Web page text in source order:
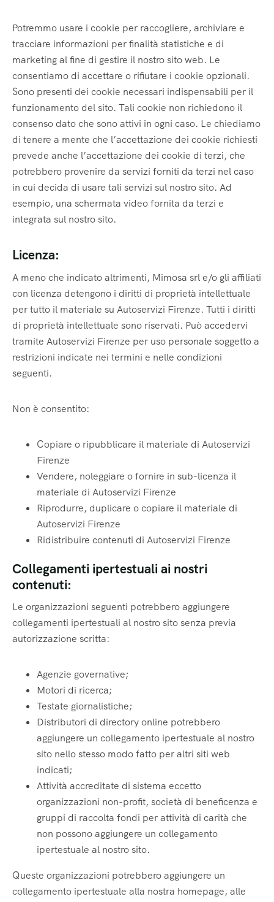
Potremmo usare i cookie per raccogliere, archiviare e
tracciare informazioni per finalità statistiche e di
marketing al fine di gestire il nostro sito web. Le
consentiamo di accettare o rifiutare i cookie opzionali.
Sono presenti dei cookie necessari indispensabili per il
funzionamento del sito. Tali cookie non richiedono il
consenso dato che sono attivi in ogni caso. Le chiediamo
di tenere a mente che l’accettazione dei cookie richiesti
prevede anche l’accettazione dei cookie di terzi, che
potrebbero provenire da servizi forniti da terzi nel caso
in cui decida di usare tali servizi sul nostro sito. Ad
esempio, una schermata video fornita da terzi e
integrata sul nostro sito.
Licenza:
A meno che indicato altrimenti, Mimosa srl e/o gli affiliati
con licenza detengono i diritti di proprietà intellettuale
per tutto il materiale su Autoservizi Firenze. Tutti i diritti
di proprietà intellettuale sono riservati. Può accedervi
tramite Autoservizi Firenze per uso personale soggetto a
restrizioni indicate nei termini e nelle condizioni
seguenti.
Non è consentito:
Copiare o ripubblicare il materiale di Autoservizi
Firenze
Vendere, noleggiare o fornire in sub-licenza il
materiale di Autoservizi Firenze
Riprodurre, duplicare o copiare il materiale di
Autoservizi Firenze
Ridistribuire contenuti di Autoservizi Firenze
Collegamenti ipertestuali ai nostri
contenuti:
Le organizzazioni seguenti potrebbero aggiungere
collegamenti ipertestuali al nostro sito senza previa
autorizzazione scritta:
Agenzie governative;
Motori di ricerca;
Testate giornalistiche;
Distributori di directory online potrebbero
aggiungere un collegamento ipertestuale al nostro
sito nello stesso modo fatto per altri siti web
indicati;
Attività accreditate di sistema eccetto
organizzazioni non-profit, società di beneficenza e
gruppi di raccolta fondi per attività di carità che
non possono aggiungere un collegamento
ipertestuale al nostro sito.
Queste organizzazioni potrebbero aggiungere un
collegamento ipertestuale alla nostra homepage, alle